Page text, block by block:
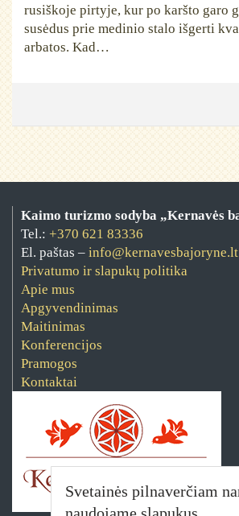
rusiškoje pirtyje, kur po karšto garo
susėdus prie medinio stalo išgerti
arbatos. Kad…
Kaimo turizmo sodyba „Kernavės
Tel.: +370 621 83336
El. paštas – info@kernavesbajoryne.lt
Privatumo ir slapukų politika
Apie mus
Apgyvendinimas
Maitinimas
Konferencijos
Pramogos
Kontaktai
Svetainės pilnaverčiam